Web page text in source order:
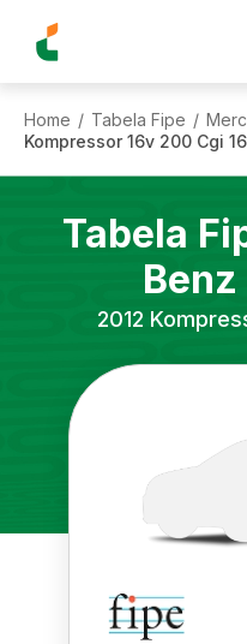
Home / Tabela Fipe /
Kompressor 16v 200 Cgi
Tabela
Benz
2012